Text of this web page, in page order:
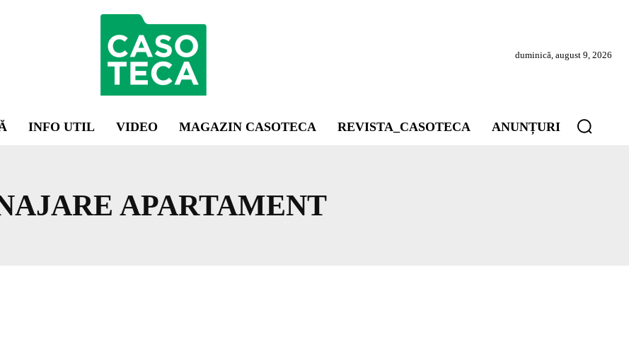
duminică, august 9, 2026
INFO UTIL VIDEO MAGAZIN CASOTECA REVISTA_CASOTECA ANUNȚURI
APARTAMENT